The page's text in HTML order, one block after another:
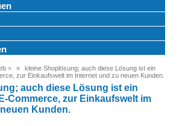
>
kleine Shoplösung; auch diese Lösung ist ein
zur Einkaufswelt im Internet und zu neuen Kunden.
auch diese Lösung ist ein
Commerce, zur Einkaufswelt im
Kunden.